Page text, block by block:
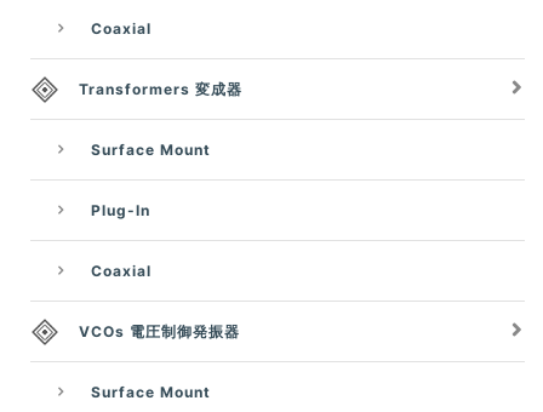
Coaxial
Transformers 変成器
Surface Mount
Plug-In
Coaxial
VCOs 電圧制御発振器
Surface Mount